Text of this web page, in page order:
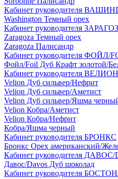
Кабинет руководителя
Washington Темный орех
Кабинет руководителя
Zaragoza Темный орех
Zaragoza Палисандр
Кабинет руководителя ФОЙЛ/
Фойл/Foil Дуб Крафт золотой/
Кабинет руководителя
Velion Дуб сильвер/Нефрит
Velion Дуб сильвер/Аметист
Velion Дуб сильвер/Яшма
Velion Кобра/Аметист
Velion Кобра/Нефрит
Кобра/Яшма черный
Кабинет руководителя БРОНКС
Бронкс Орех американский/
Кабинет руководителя ДАВОС/
Давос/Davos Дуб шоколад
Кабинет руководителя